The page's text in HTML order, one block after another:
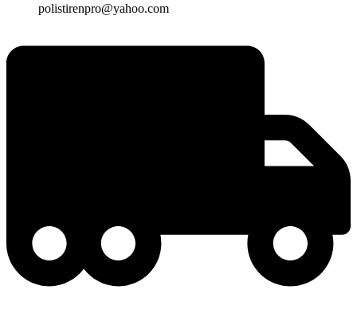
polistirenpro@yahoo.com